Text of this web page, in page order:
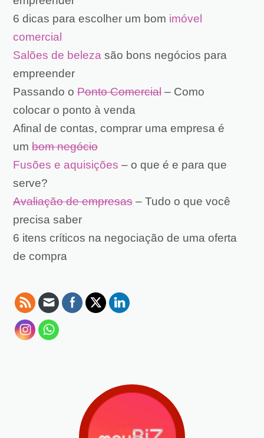
6 dicas para escolher um bom imóvel
comercial
Salões de beleza são bons negócios para
empreender
Passando o Ponto Comercial – Como
colocar o ponto à venda
Afinal de contas, comprar uma empresa é
um bom negócio
Fusões e aquisições – o que é e para que
serve?
Avaliação de empresas – Tudo o que você
precisa saber
6 itens críticos na negociação de uma oferta
de compra